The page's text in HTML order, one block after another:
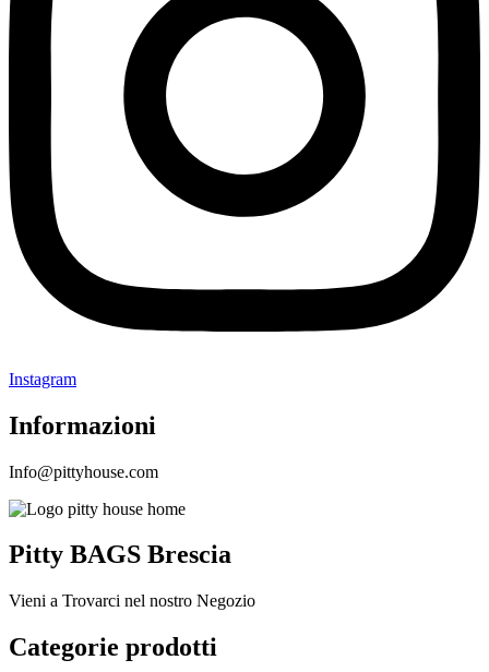
Instagram
Informazioni
Info@pittyhouse.com
Pitty BAGS Brescia
Vieni a Trovarci nel nostro Negozio
Categorie prodotti